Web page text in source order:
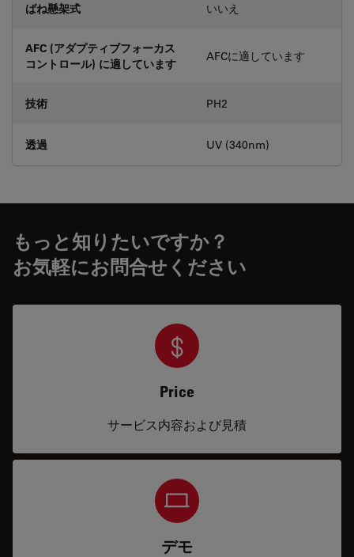
ばね懸架式 いいえ
AFC (アダプティブフォーカス
コントロール) に適しています
AFCに適しています
技術 PH2
透過 UV (340nm)
もっと知りたいですか？
お気軽にお問合せください
Price
サービス内容および見積
デモ